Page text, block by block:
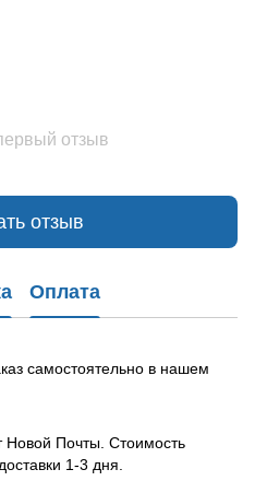
отзыв
отзыв
Оплата
самостоятельно в нашем
Новой Почты. Стоимость
1-3 дня.